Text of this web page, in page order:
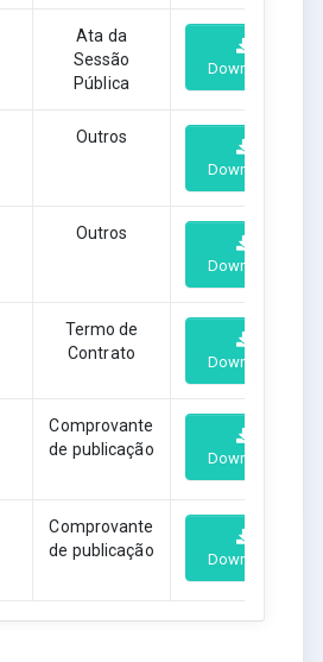
Ata da
Sessão
Pública
Download
Outros
Download
Outros
Download
Termo de
Contrato
Download
Comprovante
de publicação
Download
Comprovante
de publicação
Download